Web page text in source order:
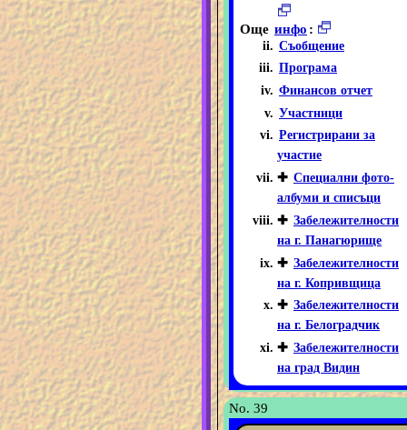
Още инфо :
Съобщение
Програма
Финансов отчет
Участници
Регистрирани за
участие
✚ Специални фото-
албуми и списъци
✚ Забележителности
на г. Панагюрище
✚ Забележителности
на г. Копривщица
✚ Забележителности
на г. Белоградчик
✚ Забележителности
на град Видин
No. 39